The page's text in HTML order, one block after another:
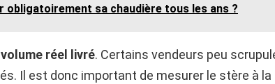
obligatoirement sa chaudière tous les ans ?
volume réel livré. Certains vendeurs peu
Il est donc important de mesurer le stère à la